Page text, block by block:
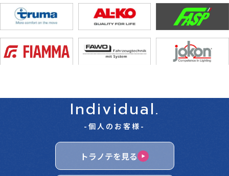
Individual.
-個人のお客様-
トラノテを見る